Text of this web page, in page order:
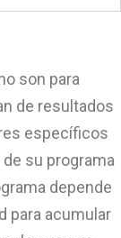
son para
de resultados
específicos
su programa
depende
para acumular